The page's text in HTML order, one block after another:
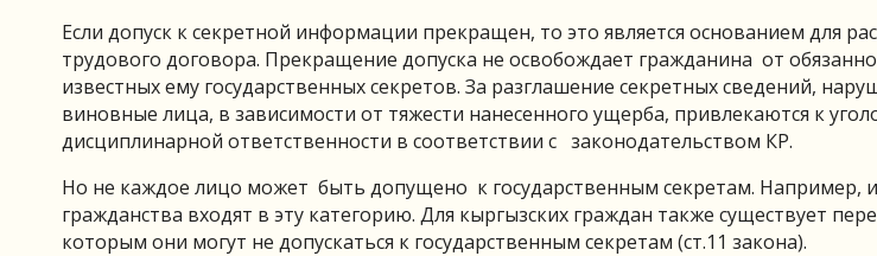
Если допуск к секретной информации прекращен, то это является основанием для
трудового договора. Прекращение допуска не освобождает гражданина от
известных ему государственных секретов. За разглашение секретных сведений,
виновные лица, в зависимости от тяжести нанесенного ущерба, привлекаются к
дисциплинарной ответственности в соответствии с законодательством КР.
Но не каждое лицо может быть допущено к государственным секретам. Например,
гражданства входят в эту категорию. Для кыргызских граждан также существует
которым они могут не допускаться к государственным секретам (ст.11 закона).